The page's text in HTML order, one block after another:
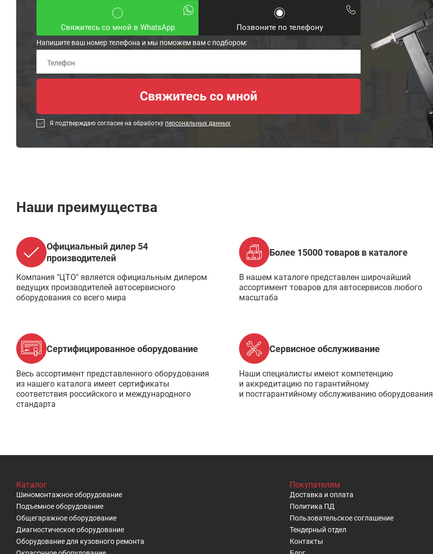
Свяжитесь со мной в WhatsApp Позвоните по телефону
Напишите ваш номер телефона и мы поможем вам с подбором:
Я подтверждаю согласие на обработку персональных данных
Наши преимущества
Официальный дилер 54
производителей
Компания "ЦТО" является официальным дилером
ведущих производителей автосервисного
оборудования со всего мира
Более 15000 товаров в каталоге
В нашем каталоге представлен широчайший
ассортимент товаров для автосервисов любого
масштаба
Сертифицированное оборудование
Весь ассортимент представленного оборудования
из нашего каталога имеет сертификаты
соответствия российского и международного
стандарта
Сервисное обслуживание
Наши специалисты имеют компетенцию
и аккредитацию по гарантийному
и постгарантийному обслуживанию оборудования
Каталог
Шиномонтажное оборудование
Подъемное оборудование
Общегаражное оборудование
Диагностическое оборудование
Оборудование для кузовного ремонта
Покупателям
Доставка и оплата
Политика ПД
Пользовательское cоглашение
Тендерный отдел
Контакты